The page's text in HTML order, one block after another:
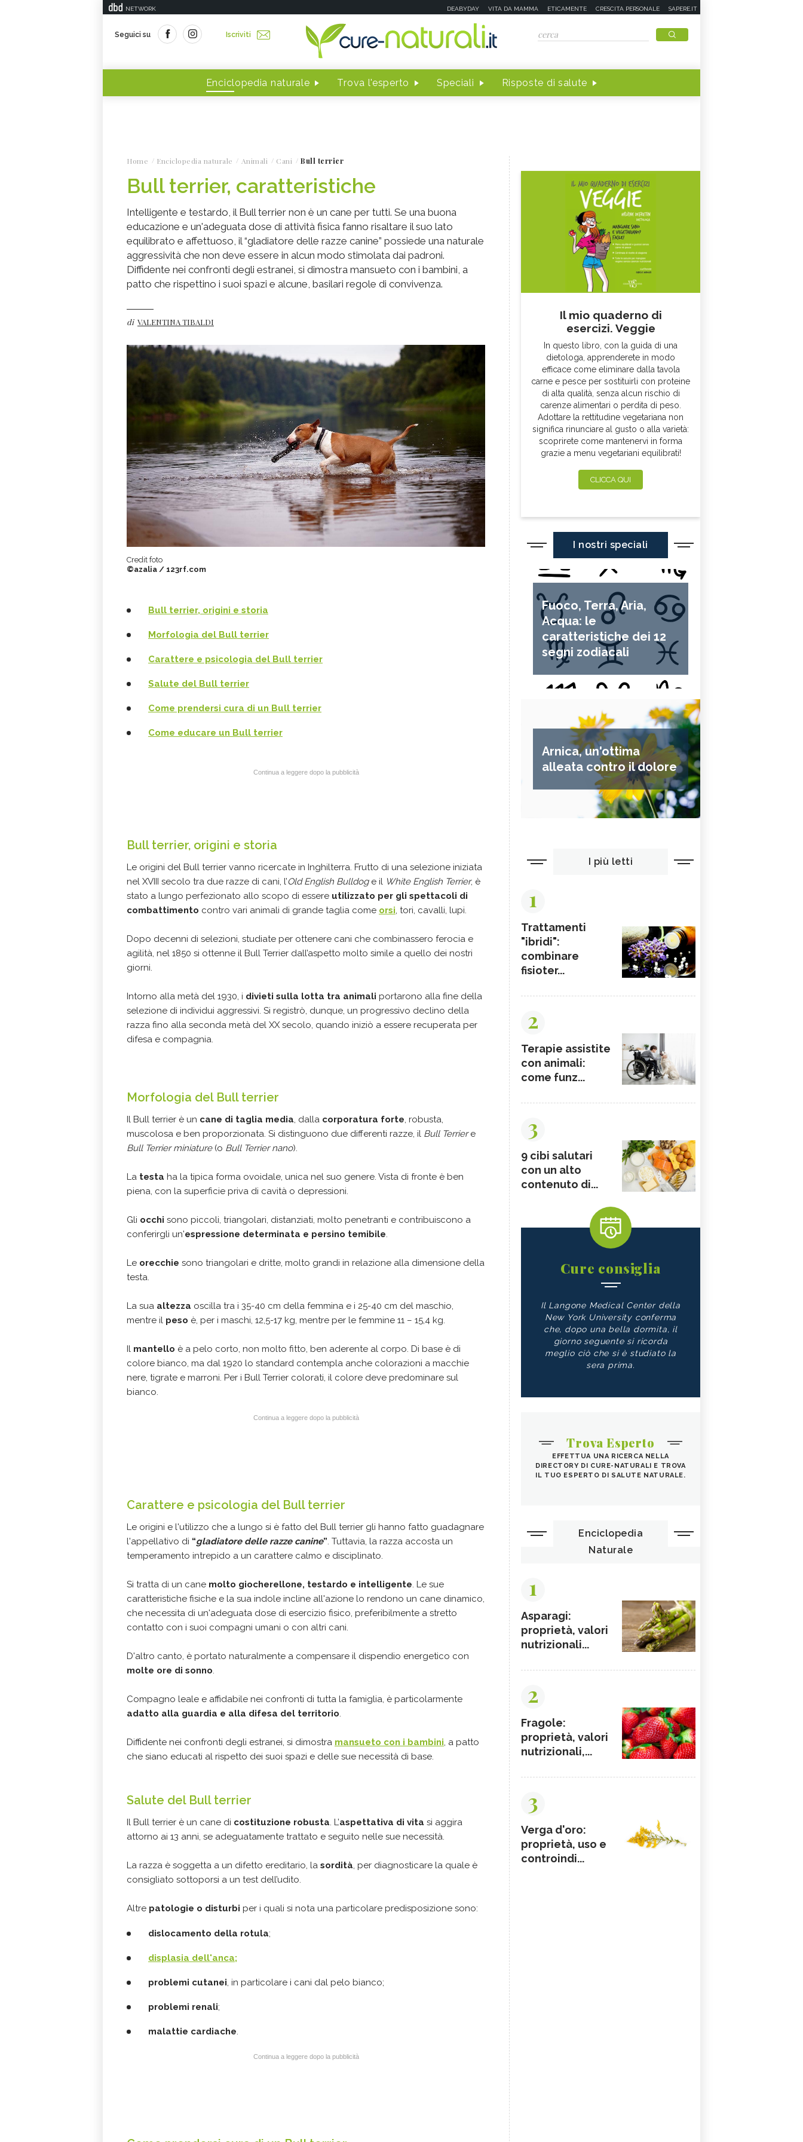
NETWORK DEABYDAY VITA DA MAMMA ETICAMENTE CRESCITA PERSONALE SAPERE.IT
Seguici su Iscriviti
Enciclopedia naturale Trova l'esperto Speciali Risposte di salute
Home Enciclopedia naturale Animali Cani Bull terrier
Bull terrier, caratteristiche
Intelligente e testardo, il Bull terrier non è un cane per tutti. Se una buona
educazione e un'adeguata dose di attività fisica fanno risaltare il suo lato
equilibrato e affettuoso, il “gladiatore delle razze canine” possiede una naturale
aggressività che non deve essere in alcun modo stimolata dai padroni.
Diffidente nei confronti degli estranei, si dimostra mansueto con i bambini, a
patto che rispettino i suoi spazi e alcune, basilari regole di convivenza.
di VALENTINA TIBALDI
Credit foto
©azalia / 123rf.com
Bull terrier, origini e storia
Morfologia del Bull terrier
Carattere e psicologia del Bull terrier
Salute del Bull terrier
Come prendersi cura di un Bull terrier
Come educare un Bull terrier
Continua a leggere dopo la pubblicità
Bull terrier, origini e storia
Le origini del Bull terrier vanno ricercate in Inghilterra. Frutto di una selezione iniziata
nel XVIII secolo tra due razze di cani, l’Old English Bulldoge il White English Terrier, è
stato a lungo perfezionato allo scopo di essere utilizzato per gli spettacoli di
combattimento contro vari animali di grande taglia come orsi , tori, cavalli, lupi.
Dopo decenni di selezioni, studiate per ottenere cani che combinassero ferocia e
agilità, nel 1850 si ottenne il Bull Terrier dall’aspetto molto simile a quello dei nostri
giorni.
Intorno alla metà del 1930, i divieti sulla lotta tra animali portarono alla fine della
selezione di individui aggressivi. Si registrò, dunque, un progressivo declino della
razza fino alla seconda metà del XX secolo, quando iniziò a essere recuperata per
difesa e compagnia.
Morfologia del Bull terrier
Il Bull terrier è un cane di taglia media , dalla corporatura forte , robusta,
muscolosa e ben proporzionata. Si distinguono due differenti razze, il Bull Terriere
Bull Terrier miniature (o Bull Terrier nano).
La testa ha la tipica forma ovoidale, unica nel suo genere. Vista di fronte è ben
piena, con la superficie priva di cavità o depressioni.
Gli occhi sono piccoli, triangolari, distanziati, molto penetranti e contribuiscono a
conferirgli un'espressione determinata e persino temibile
Le orecchie sono triangolari e dritte, molto grandi in relazione alla dimensione della
testa.
La sua altezza oscilla tra i 35-40 cm della femmina e i 25-40 cm del maschio,
mentre il peso è, per i maschi, 12,5-17 kg, mentre per le femmine 11 – 15,4 kg.
Il mantello è a pelo corto, non molto fitto, ben aderente al corpo. Di base è di
colore bianco, ma dal 1920 lo standard contempla anche colorazioni a macchie
nere, tigrate e marroni. Per i Bull Terrier colorati, il colore deve predominare sul
bianco.
Continua a leggere dopo la pubblicità
Carattere e psicologia del Bull terrier
Le origini e l'utilizzo che a lungo si è fatto del Bull terrier gli hanno fatto guadagnare
l'appellativo di “gladiatore delle razze canine” . Tuttavia, la razza accosta un
temperamento intrepido a un carattere calmo e disciplinato.
Si tratta di un cane molto giocherellone, testardo e intelligente . Le sue
caratteristiche fisiche e la sua indole incline all'azione lo rendono un cane dinamico,
che necessita di un'adeguata dose di esercizio fisico, preferibilmente a stretto
contatto con i suoi compagni umani o con altri cani.
D'altro canto, è portato naturalmente a compensare il dispendio energetico con
molte ore di sonno
Compagno leale e affidabile nei confronti di tutta la famiglia, è particolarmente
adatto alla guardia e alla difesa del territorio
Diffidente nei confronti degli estranei, si dimostra mansueto con i bambini , a patto
che siano educati al rispetto dei suoi spazi e delle sue necessità di base.
Salute del Bull terrier
Il Bull terrier è un cane di costituzione robusta . L’aspettativa di vita si aggira
attorno ai 13 anni, se adeguatamente trattato e seguito nelle sue necessità.
La razza è soggetta a un difetto ereditario, la sordità , per diagnosticare la quale è
consigliato sottoporsi a un test dell’udito.
Altre patologie o disturbi per i quali si nota una particolare predisposizione sono:
dislocamento della rotula;
displasia dell'anca;
problemi cutanei , in particolare i cani dal pelo bianco;
problemi renali;
malattie cardiache
Continua a leggere dopo la pubblicità
Il mio quaderno di
esercizi. Veggie
In questo libro, con la guida di una
dietologa, apprenderete in modo
efficace come eliminare dalla tavola
carne e pesce per sostituirli con proteine
di alta qualità, senza alcun rischio di
carenze alimentari o perdita di peso.
Adottare la rettitudine vegetariana non
significa rinunciare al gusto o alla varietà:
scoprirete come mantenervi in forma
grazie a menu vegetariani equilibrati!
CLICCA QUI
I nostri speciali
Fuoco, Terra, Aria,
Acqua: le
caratteristiche dei 12
segni zodiacali
Arnica, un'ottima
alleata contro il dolore
I più letti
1
Trattamenti
"ibridi":
combinare
fisioter...
2
Terapie assistite
con animali:
come funz...
3
9 cibi salutari
con un alto
contenuto di...
Cure consiglia
Il Langone Medical Center della
New York University conferma
che, dopo una bella dormita, il
giorno seguente si ricorda
meglio ciò che si è studiato la
sera prima.
Trova Esperto
EFFETTUA UNA RICERCA NELLA
DIRECTORY DI CURE-NATURALI E TROVA
IL TUO ESPERTO DI SALUTE NATURALE.
Enciclopedia
Naturale
1
Asparagi:
proprietà, valori
nutrizionali...
2
Fragole:
proprietà, valori
nutrizionali,...
3
Verga d'oro:
proprietà, uso e
controindi...